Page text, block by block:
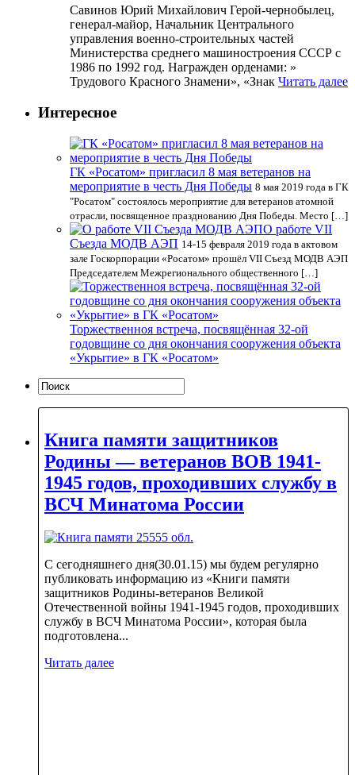
Савинов Юрий Михайлович Герой-чернобылец,
генерал-майор, Начальник Центрального
управления военно-строительных частей
Министерства среднего машиностроения СССР с
1986 по 1992 год. Награжден орденами: »
Трудового Красного Знамени», «Знак Читать далее
Интересное
ГК «Росатом» пригласил 8 мая ветеранов на
мероприятие в честь Дня Победы 8 мая 2019 года в ГК
"Росатом" состоялось мероприятие для ветеранов атомной
отрасли, посвященное празднованию Дня Победы. Место […]
О работе VII
Cъезда МОДВ АЭП 14-15 февраля 2019 года в актовом
зале Госкорпорации «Росатом» прошёл VII Cъезд МОДВ АЭП
Председателем Межрегионального общественного […]
Торжественноя встреча, посвящённая 32-ой
годовщине со дня окончания сооружения объекта
«Укрытие» в ГК «Росатом»
Книга памяти защитников
Родины — ветеранов ВОВ 1941-
1945 годов, проходивших службу в
ВСЧ Минатома России
С сегодняшнего дня(30.01.15) мы будем регулярно
публиковать информацию из «Книги памяти
защитников Родины-ветеранов Великой
Отечественной войны 1941-1945 годов, проходивших
службу в ВСЧ Минатома России», которая была
подготовлена...
Читать далее